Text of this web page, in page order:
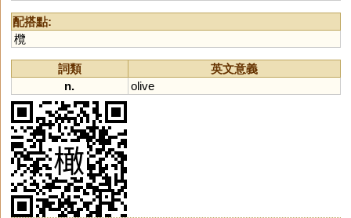
配搭點:
欖
詞類
英文意義
n.
olive